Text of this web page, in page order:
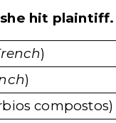
hit plaintiff.
)
)
compostos)